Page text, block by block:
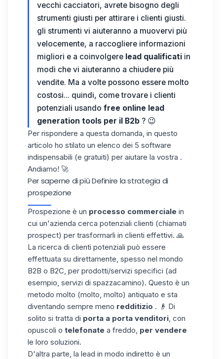
vecchi cacciatori, avrete bisogno degli
strumenti giusti per attirare i clienti giusti.
gli strumenti vi aiuteranno a muovervi più
velocemente, a raccogliere informazioni
migliori e a coinvolgere lead qualificati in
modi che vi aiuteranno a chiudere più
vendite. Ma a volte possono essere molto
costosi... quindi, come trovare i clienti
potenziali usando free online lead
generation tools per il B2b ? 😉
Per rispondere a questa domanda, in questo
articolo ho stilato un elenco dei 5 software
indispensabili (e gratuiti) per aiutare la vostra .
Andiamo! 🚀
Per saperne di piùDefinire la strategia di
prospezione
Prospezione è un processo commerciale in
cui un'azienda cerca potenziali clienti (chiamati
prospect) per trasformarli in clienti effettivi. 🙏
La ricerca di clienti potenziali può essere
effettuata su direttamente, spesso nel mondo
B2B o B2C, per prodotti/servizi specifici (ad
esempio, servizi di spazzacamino). Questo è un
metodo molto (molto, molto) antiquato e sta
diventando sempre meno redditizio . 👴 Di
solito si tratta di porta a porta venditori, con
opuscoli o telefonate a freddo, per vendere
le loro soluzioni.
D'altra parte, la lead in modo indiretto è un